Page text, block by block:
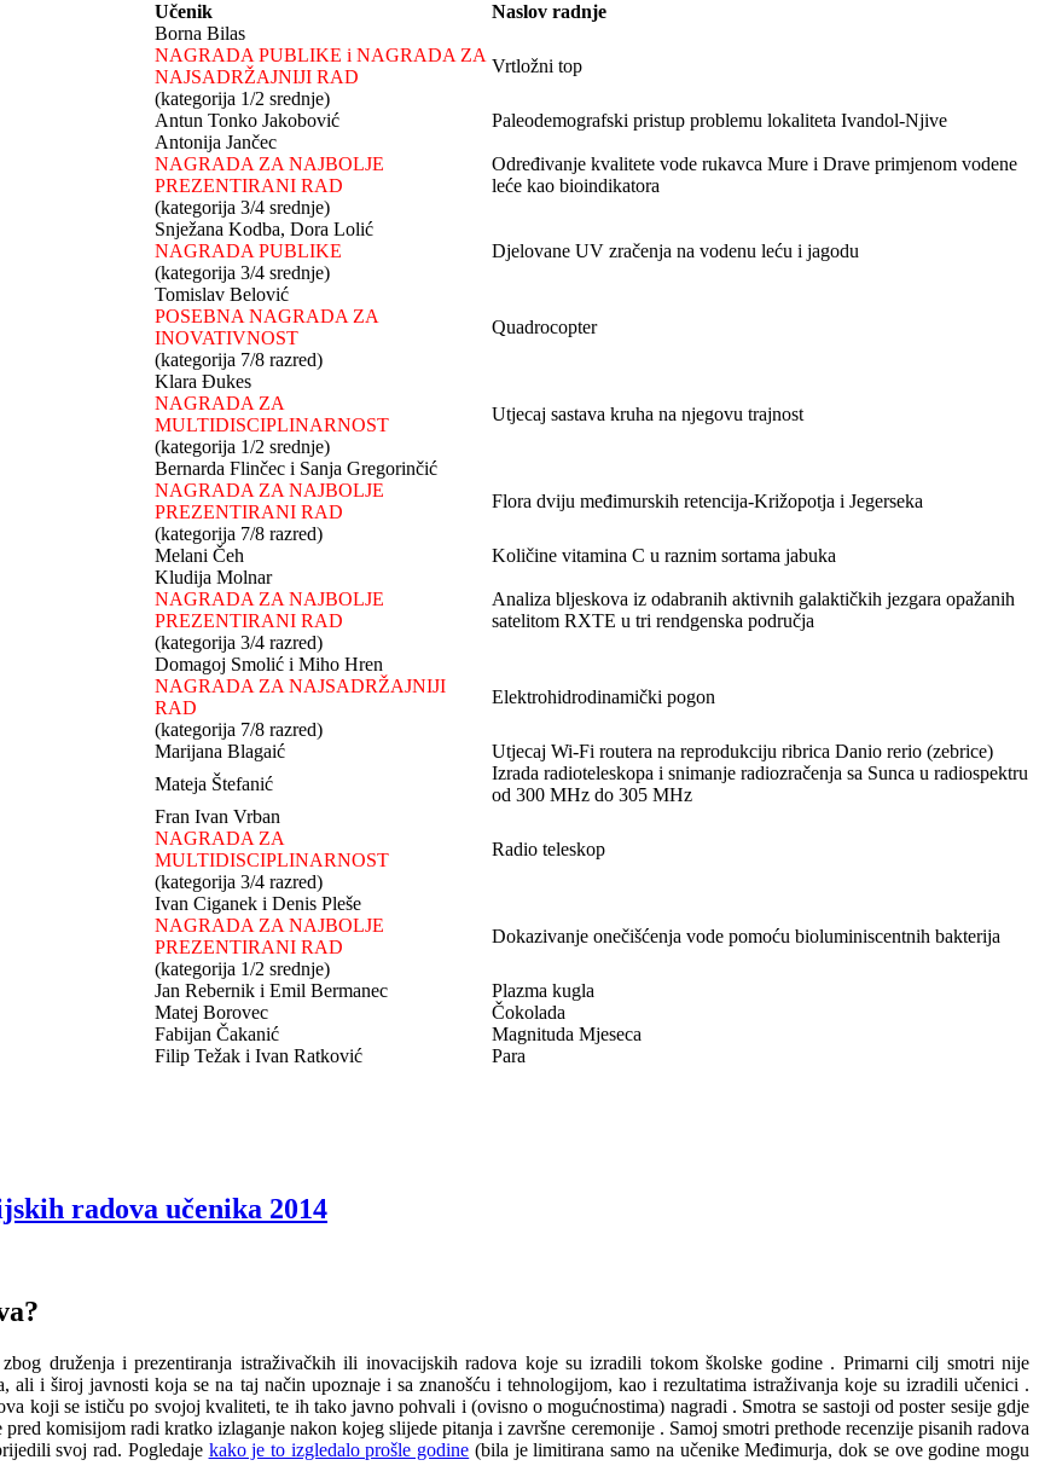
Učenik Naslov radnje
Borna Bilas
NAGRADA PUBLIKE i NAGRADA ZA
NAJSADRŽAJNIJI RAD
(kategorija 1/2 srednje)
Vrtložni top
Antun Tonko Jakobović Paleodemografski pristup problemu lokaliteta Ivandol-Njive
Antonija Jančec
NAGRADA ZA NAJBOLJE
PREZENTIRANI RAD
(kategorija 3/4 srednje)
Određivanje kvalitete vode rukavca Mure i Drave primjenom vodene
leće kao bioindikatora
Snježana Kodba, Dora Lolić
NAGRADA PUBLIKE
(kategorija 3/4 srednje)
Djelovane UV zračenja na vodenu leću i jagodu
Tomislav Belović
POSEBNA NAGRADA ZA
INOVATIVNOST
(kategorija 7/8 razred)
Quadrocopter
Klara Đukes
NAGRADA ZA
MULTIDISCIPLINARNOST
(kategorija 1/2 srednje)
Utjecaj sastava kruha na njegovu trajnost
Bernarda Flinčec i Sanja Gregorinčić
NAGRADA ZA NAJBOLJE
PREZENTIRANI RAD
(kategorija 7/8 razred)
Flora dviju međimurskih retencija-Križopotja i Jegerseka
Melani Čeh Količine vitamina C u raznim sortama jabuka
Kludija Molnar
NAGRADA ZA NAJBOLJE
PREZENTIRANI RAD
(kategorija 3/4 razred)
Analiza bljeskova iz odabranih aktivnih galaktičkih jezgara opažanih
satelitom RXTE u tri rendgenska područja
Domagoj Smolić i Miho Hren
NAGRADA ZA NAJSADRŽAJNIJI
RAD
(kategorija 7/8 razred)
Elektrohidrodinamički pogon
Marijana Blagaić
Utjecaj Wi-Fi routera na reprodukciju ribrica Danio rerio (zebrice)
Mateja Štefanić
Izrada radioteleskopa i snimanje radiozračenja sa Sunca u radiospektru
od 300 MHz do 305 MHz
Fran Ivan Vrban
NAGRADA ZA
MULTIDISCIPLINARNOST
(kategorija 3/4 razred)
Radio teleskop
Ivan Ciganek i Denis Pleše
NAGRADA ZA NAJBOLJE
PREZENTIRANI RAD
(kategorija 1/2 srednje)
Dokazivanje onečišćenja vode pomoću bioluminiscentnih bakterija
Jan Rebernik i Emil Bermanec
Plazma kugla
Matej Borovec
Čokolada
Fabijan Čakanić
Magnituda Mjeseca
Filip Težak i Ivan Ratković
Para
radova učenika 2014
druženja i prezentiranja istraživačkih ili inovacijskih radova koje su izradili tokom školske godine . Primarni cilj smotri nije
ali i široj javnosti koja se na taj način upoznaje i sa znanošću i tehnologijom, kao i rezultatima istraživanja koje su izradili učenici .
koji se ističu po svojoj kvaliteti, te ih tako javno pohvali i (ovisno o mogućnostima) nagradi . Smotra se sastoji od poster sesije gdje
komisijom radi kratko izlaganje nakon kojeg slijede pitanja i završne ceremonije . Samoj smotri prethode recenzije pisanih radova
svoj rad. Pogledaje kako je to izgledalo prošle godine (bila je limitirana samo na učenike Međimurja, dok se ove godine mogu